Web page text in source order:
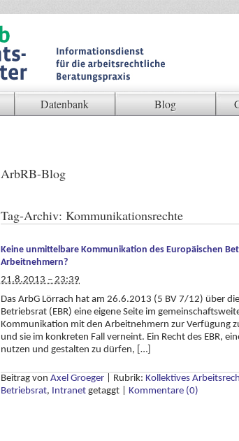
Datenbank Blog
ArbRB-Blog
Tag-Archiv: Kommunikationsrechte
Keine unmittelbare Kommunikation des Europäischen
Arbeitnehmern?
21.8.2013 – 23:39
Das ArbG Lörrach hat am 26.6.2013 (5 BV 7/12) über
Betriebsrat (EBR) eine eigene Seite im
Kommunikation mit den Arbeitnehmern zur Verfügung
und sie im konkreten Fall verneint. Ein Recht des EBR,
nutzen und gestalten zu dürfen, […]
Beitrag von Axel Groeger Rubrik: Kollektives
Betriebsrat, Intranet getaggt Kommentare (0)